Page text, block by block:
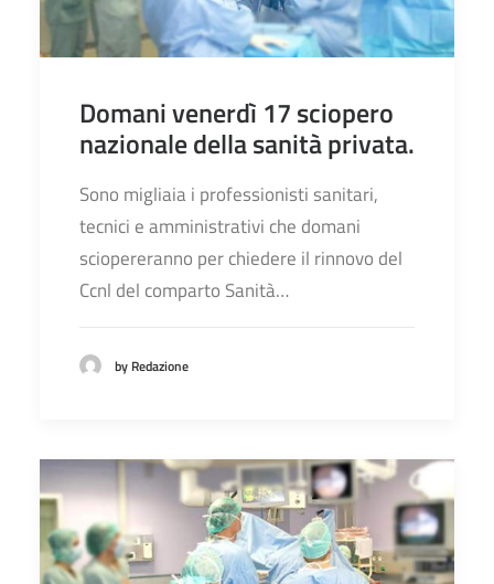
Domani venerdì 17 sciopero
nazionale della sanità privata.
Sono migliaia i professionisti sanitari,
tecnici e amministrativi che domani
sciopereranno per chiedere il rinnovo del
Ccnl del comparto Sanità…
by Redazione